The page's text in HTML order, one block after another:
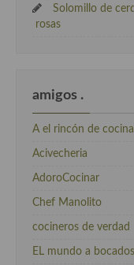
Solomillo de
rosas
amigos .
A el rincón de
Acivecheria
AdoroCocinar
Chef Manolito
cocineros de verdad
EL mundo a bocados